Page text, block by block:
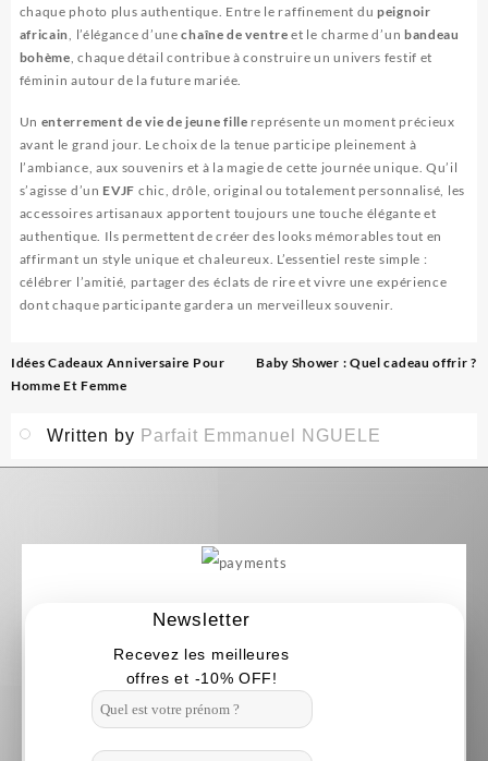
chaque photo plus authentique. Entre le raffinement dupeignoir
africain , l’élégance d’unechaîne de ventre et le charme d’un bandeau
bohème , chaque détail contribue à construire un univers festif et
féminin autour de la future mariée.
Un enterrement de vie de jeune fille représente un moment précieux
avant le grand jour. Le choix de la tenue participe pleinement à
l’ambiance, aux souvenirs et à la magie de cette journée unique. Qu’il
s’agisse d’un EVJF chic, drôle, original ou totalement personnalisé, les
accessoires artisanaux apportent toujours une touche élégante et
authentique. Ils permettent de créer des looks mémorables tout en
affirmant un style unique et chaleureux. L’essentiel reste simple :
célébrer l’amitié, partager des éclats de rire et vivre une expérience
dont chaque participante gardera un merveilleux souvenir.
Navigation
de
Idées Cadeaux Anniversaire Pour
Homme Et Femme
Baby Shower : Quel cadeau offrir ?
Written by Parfait Emmanuel NGUELE
Newsletter
Recevez les meilleures
offres et -10% OFF!